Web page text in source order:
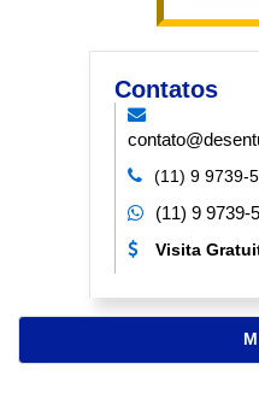
Contatos
(11) 9 9739-
(11) 9 9739-
Visita